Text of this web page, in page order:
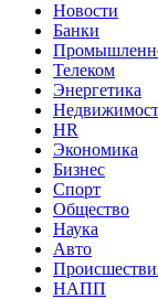
Новости
Банки
Телеком
Энергетика
HR
Экономика
Бизнес
Спорт
Общество
Наука
Авто
НАПП